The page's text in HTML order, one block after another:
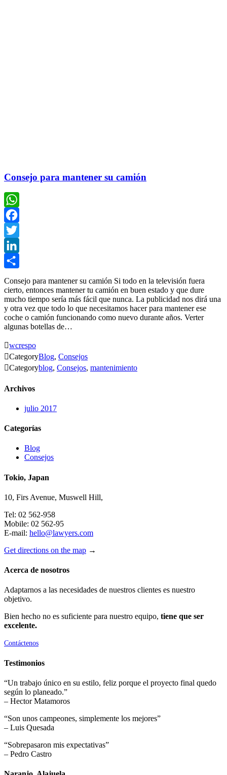
Consejo para mantener su camión
WhatsApp
Facebook
Twitter
LinkedIn
Consejo para mantener su camión Si todo en la televisión fuera
cierto, entonces mantener tu camión en buen estado y que dure
mucho tiempo sería más fácil que nunca. La publicidad nos dirá una
y otra vez que todo lo que necesitamos hacer para mantener ese
coche o camión funcionando como nuevo durante años. Verter
algunas botellas de…
wcrespo
CategoryBlog, Consejos
Categoryblog, Consejos, mantenimiento
Archivos
julio 2017
Categorías
Blog
Consejos
Tokio, Japan
10, Firs Avenue, Muswell Hill,
Tel: 02 562-958
Mobile: 02 562-95
E-mail: hello@lawyers.com
Get directions on the map →
Acerca de nosotros
Adaptarnos a las necesidades de nuestros clientes es nuestro
objetivo.
Bien hecho no es suficiente para nuestro equipo, tiene que ser
excelente.
Contáctenos
Testimonios
“Un trabajo único en su estilo, feliz porque el proyecto final quedo
según lo planeado.”
– Hector Matamoros
“Son unos campeones, simplemente los mejores”
– Luis Quesada
“Sobrepasaron mis expectativas”
– Pedro Castro